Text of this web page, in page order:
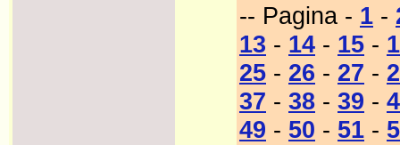
-- Pagina - 1 -
13 - 14 - 15 -
25 - 26 - 27 -
37 - 38 - 39 -
49 - 50 - 51 -